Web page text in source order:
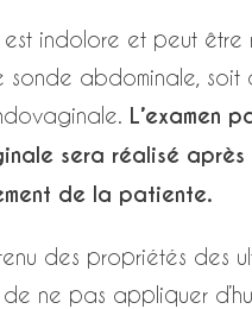
est indolore et peut
sonde abdominale, soit
L’examen
sera réalisé
de la patiente.
des propriétés des
ne pas appliquer